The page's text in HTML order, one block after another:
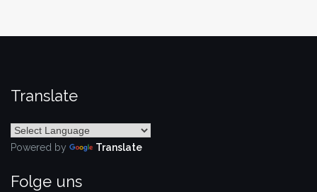
Translate
Powered by Translate
Folge uns